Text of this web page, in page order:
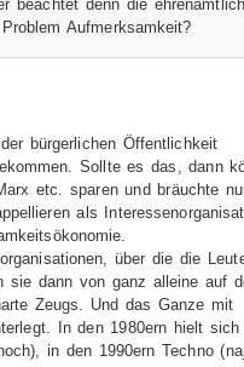
beachtet denn die
Aufmerksamkeit?
bürgerlichen Öffentlichkeit
Sollte es das, dann
etc. sparen und bräuchte
als
über die die
sie dann von ganz alleine auf
Zeugs. Und das Ganze mit
In den 1980ern hielt sich
in den 1990ern Techno